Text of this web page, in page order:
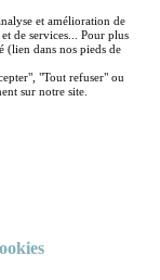
et amélioration de
de services... Pour plus
dans nos pieds de
"Tout refuser" ou
sur notre site.